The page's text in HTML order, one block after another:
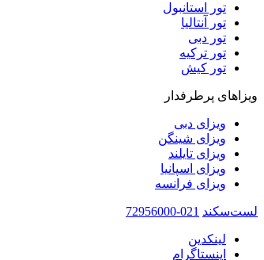
تور استانبول
تور آنتالیا
تور دبی
تور ترکیه
تور کیش
ویزاهای پرطرفدار
ویزای دبی
ویزای شینگن
ویزای تایلند
ویزای اسپانیا
ویزای فرانسه
لست‌سکند 021-72956000
لینکدین
اینستاگرام